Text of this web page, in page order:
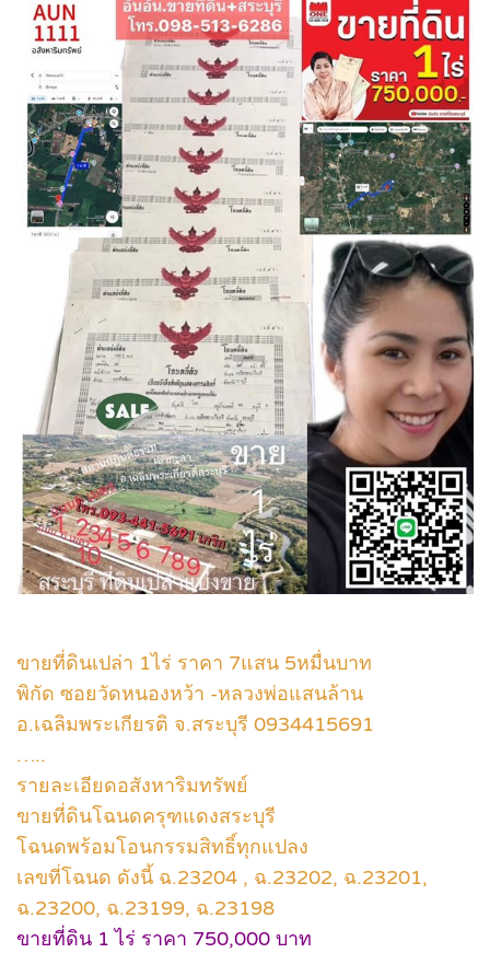
ขายที่ดินเปล่า 1ไร่ ราคา 7แสน 5หมื่นบาท
พิกัด ซอยวัดหนองหว้า -หลวงพ่อแสนล้าน
อ.เฉลิมพระเกียรติ จ.สระบุรี 0934415691
…..
รายละเอียดอสังหาริมทรัพย์
ขายที่ดินโฉนดครุฑแดงสระบุรี
โฉนดพร้อมโอนกรรมสิทธิ์ทุกแปลง
เลขที่โฉนด ดังนี้ ฉ.23204 , ฉ.23202, ฉ.23201,
ฉ.23200, ฉ.23199, ฉ.23198
ขายที่ดิน 1 ไร่ ราคา 750,000 บาท